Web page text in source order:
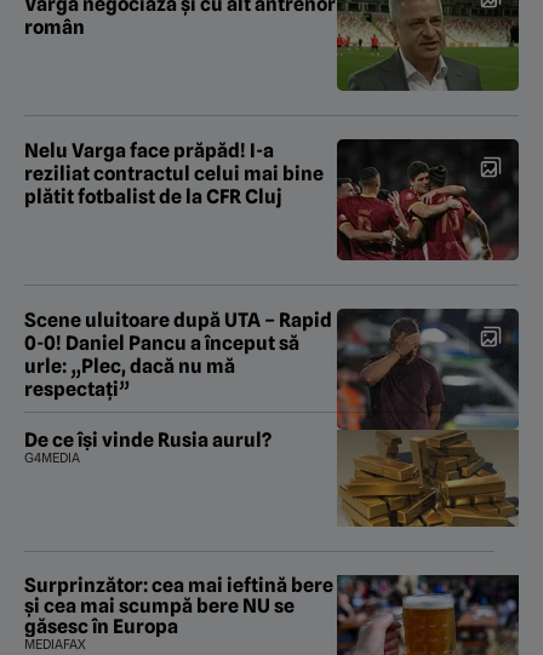
român
Nelu Varga face prăpăd! I-a
reziliat contractul celui mai bine
plătit fotbalist de la CFR Cluj
Scene uluitoare după UTA – Rapid
0-0! Daniel Pancu a început să
urle: „Plec, dacă nu mă
respectați”
De ce își vinde Rusia aurul?
G4MEDIA
Surprinzător: cea mai ieftină bere
și cea mai scumpă bere NU se
găsesc în Europa
MEDIAFAX